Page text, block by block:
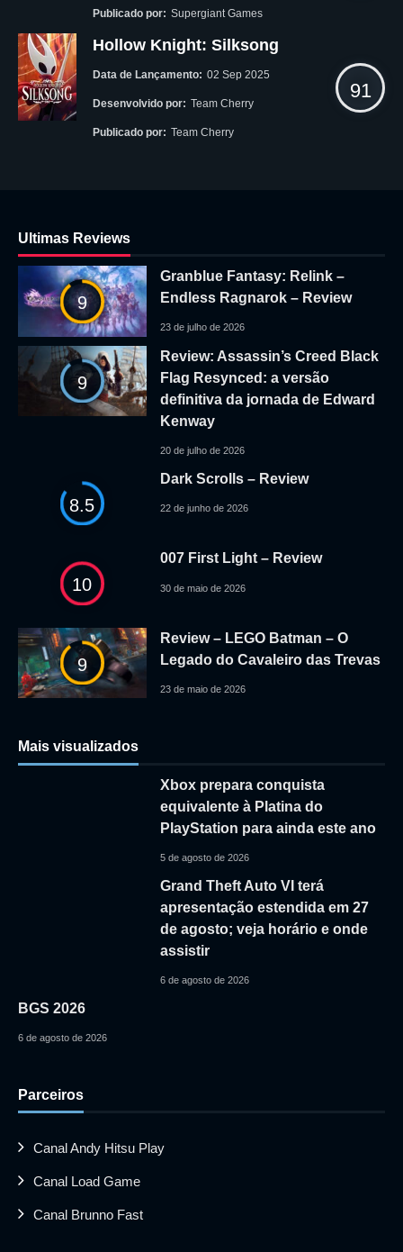
Publicado por: Supergiant Games
Hollow Knight: Silksong
Data de Lançamento: 02 Sep 2025
Desenvolvido por: Team Cherry
Publicado por: Team Cherry
91
Ultimas Reviews
9
Granblue Fantasy: Relink –
Endless Ragnarok – Review
23 de julho de 2026
9
Review: Assassin’s Creed Black
Flag Resynced: a versão
definitiva da jornada de Edward
Kenway
20 de julho de 2026
8.5
Dark Scrolls – Review
22 de junho de 2026
10
007 First Light – Review
30 de maio de 2026
9
Review – LEGO Batman – O
Legado do Cavaleiro das Trevas
23 de maio de 2026
Mais visualizados
Xbox prepara conquista
equivalente à Platina do
PlayStation para ainda este ano
5 de agosto de 2026
Grand Theft Auto VI terá
apresentação estendida em 27
de agosto; veja horário e onde
assistir
6 de agosto de 2026
BGS 2026
6 de agosto de 2026
Parceiros
Canal Andy Hitsu Play
Canal Load Game
Canal Brunno Fast